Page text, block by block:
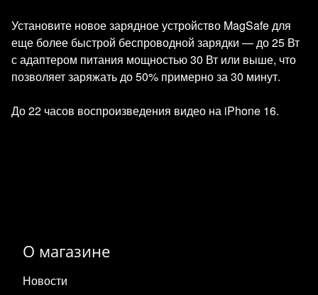
Установите новое зарядное устройство MagSafe для
еще более быстрой беспроводной зарядки — до 25 Вт
с адаптером питания мощностью 30 Вт или выше, что
позволяет заряжать до 50% примерно за 30 минут.
До 22 часов воспроизведения видео на iPhone 16.
О магазине
Новости